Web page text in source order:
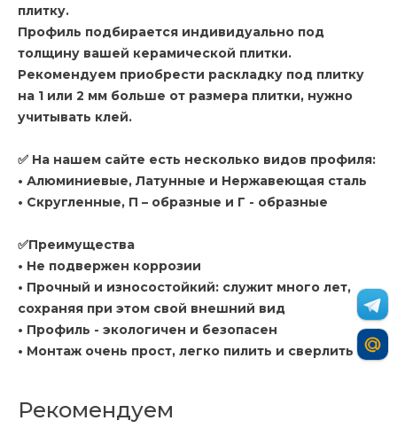
плитку.
Профиль подбирается индивидуально под
толщину вашей керамической плитки.
Рекомендуем приобрести раскладку под плитку
на 1 или 2 мм больше от размера плитки, нужно
учитывать клей.
✅ На нашем сайте есть несколько видов профиля:
• Алюминиевые, Латунные и Нержавеющая сталь
• Скругленные, П – образные и Г - образные
✅Преимущества
• Не подвержен коррозии
• Прочный и износостойкий: служит много лет,
сохраняя при этом свой внешний вид
• Профиль - экологичен и безопасен
• Монтаж очень прост, легко пилить и сверлить
Рекомендуем